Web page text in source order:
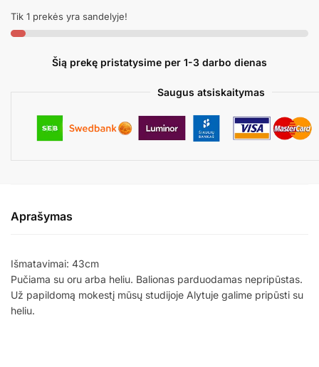
SU
GIMIMO
Tik 1 prekės yra sandelyje!
Šią prekę pristatysime per 1-3 darbo dienas
Saugus atsiskaitymas
Aprašymas
Išmatavimai: 43cm
Pučiama su oru arba heliu. Balionas parduodamas nepripūstas.
Už papildomą mokestį mūsų studijoje Alytuje galime pripūsti su
heliu.